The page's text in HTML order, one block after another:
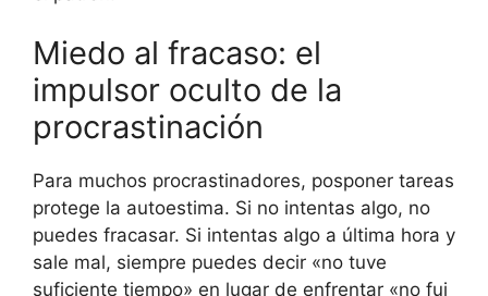
Miedo al fracaso: el
impulsor oculto de la
procrastinación
Para muchos procrastinadores, posponer tareas
protege la autoestima. Si no intentas algo, no
puedes fracasar. Si intentas algo a última hora y
sale mal, siempre puedes decir «no tuve
suficiente tiempo» en lugar de enfrentar «no fui